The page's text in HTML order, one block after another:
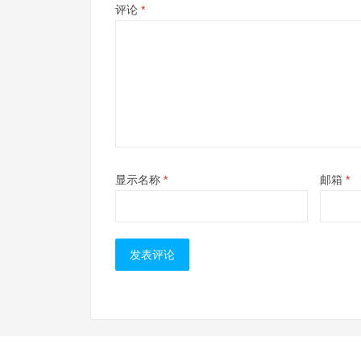
评论 *
显示名称 * 邮箱 *